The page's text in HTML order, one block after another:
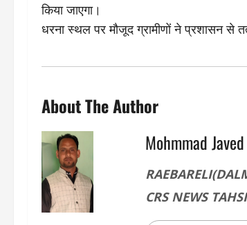
किया जाएगा।
धरना स्थल पर मौजूद ग्रामीणों ने प्रशासन से
About The Author
Mohmmad Javed
CRS NEWS